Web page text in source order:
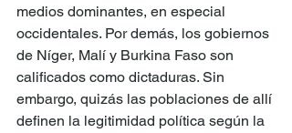
medios dominantes, en especial
occidentales. Por demás, los gobiernos
de Níger, Malí y Burkina Faso son
calificados como dictaduras. Sin
embargo, quizás las poblaciones de allí
definen la legitimidad política según la